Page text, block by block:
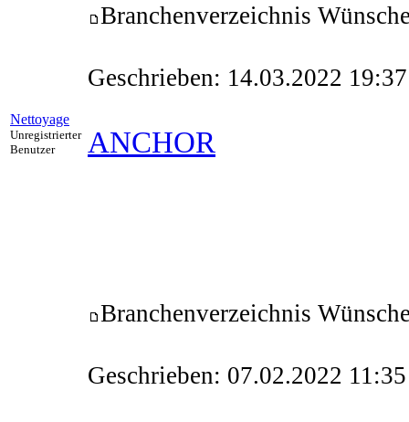
Nettoyage
Unregistrierter
Benutzer
Branchenverzeichnis
Geschrieben: 14.03.2022 19:37
ANCHOR
Branchenverzeichnis
Geschrieben: 07.02.2022 11:35